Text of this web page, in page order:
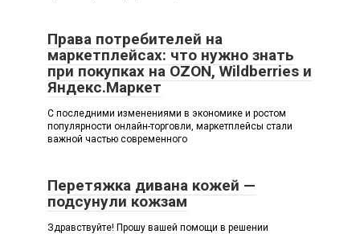
Права потребителей на
маркетплейсах: что нужно знать
при покупках на OZON, Wildberries и
Яндекс.Маркет
С последними изменениями в экономике и ростом
популярности онлайн-торговли, маркетплейсы стали
важной частью современного
Перетяжка дивана кожей —
подсунули кожзам
Здравствуйте! Прошу вашей помощи в решении